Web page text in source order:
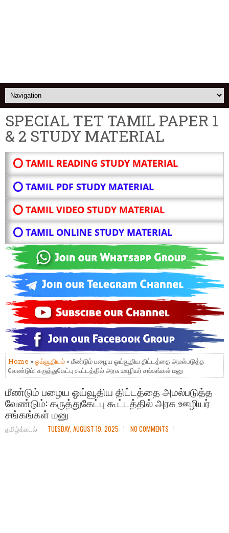
SPECIAL TET TAMIL PAPER 1
& 2 STUDY MATERIAL
⭕ TAMIL READING STUDY MATERIAL
⭕ TAMIL PDF STUDY MATERIAL
⭕ TAMIL VIDEO STUDY MATERIAL
⭕ TAMIL ONLINE STUDY MATERIAL
Home »ஓய்வூதியம் » மீண்டும் பழைய ஓய்வூதிய திட்டத்தை அமல்படுத்த
வேண்டும்: கருத்துகேட்பு கூட்டத்தில் அரசு ஊழியர் சங்கங்கள் மனு
மீண்டும் பழைய ஓய்வூதிய திட்டத்தை அமல்படுத்த
வேண்டும்: கருத்துகேட்பு கூட்டத்தில் அரசு ஊழியர்
சங்கங்கள் மனு
தமிழ்க்கடல் TUESDAY, AUGUST 19, 2025 NO COMMENTS